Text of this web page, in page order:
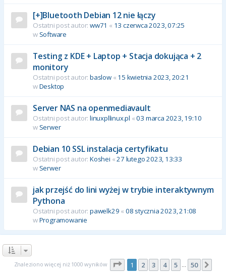
[+]Bluetooth Debian 12 nie łączy
Ostatni post autor: ww71 « 13 czerwca 2023, 07:25
w Software
Testing z KDE + Laptop + Stacja dokująca + 2
monitory
Ostatni post autor: baslow« 15 kwietnia 2023, 20:21
wDesktop
Server NAS na openmediavault
Ostatni post autor: linuxpllinux.pl «03 marca 2023, 19:10
w Serwer
Debian 10 SSL instalacja certyfikatu
Ostatni post autor: Koshei «27 lutego 2023, 13:33
w Serwer
jak przejść do lini wyżej w trybie interaktywnym
Pythona
Ostatni post autor: pawelk29 « 08 stycznia 2023, 21:08
wProgramowanie
Znaleziono więcej niż 1000 wyników Strona z50
1 2 3 4 5 … 50